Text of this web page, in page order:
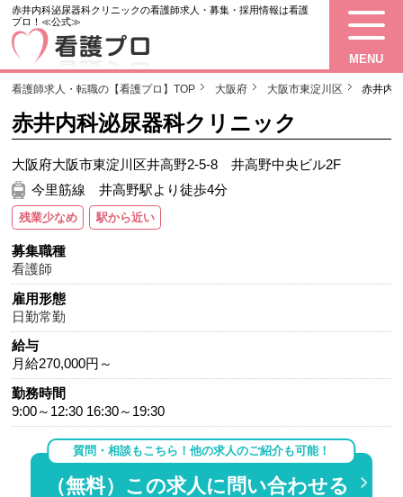
赤井内科泌尿器科クリニックの看護師求人・募集・採用情報は看護
プロ！≪公式≫
MENU
看護師求人・転職の【看護プロ】TOP 大阪府 大阪市東淀川区 赤井内
赤井内科泌尿器科クリニック
大阪府大阪市東淀川区井高野2-5-8 井高野中央ビル2F
今里筋線 井高野駅より徒歩4分
残業少なめ 駅から近い
募集職種
看護師
雇用形態
日勤常勤
給与
月給270,000円～
勤務時間
9:00～12:30 16:30～19:30
質問・相談もこちら！他の求人のご紹介も可能！
（無料）この求人に問い合わせる